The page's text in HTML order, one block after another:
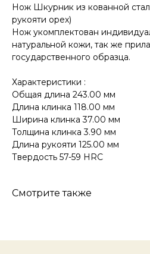
Нож Шкурник из кованной
рукояти орех)
Нож укомплектован
натуральной кожи, так же
государственного образца.
Характеристики :
Общая длина 243.00 мм
Длина клинка 118.00 мм
Ширина клинка 37.00 мм
Толщина клинка 3.90 мм
Длина рукояти 125.00 мм
Твердость 57-59 HRC
Смотрите также
Консультации по телефону и
Будем рады продемонстрировать
нашу продукцию. Позвоните нам
оставьте запрос на звонок
для консультации
Адрес:"НОЖИ ПАВЛОВО", 606104,
ул. Восточная, 3Б (самовывоз), г.
Нижегородская обл., Россия
ООО "ПТФ" ИНН 6686090373
E-mail: info-torg@bk.ru